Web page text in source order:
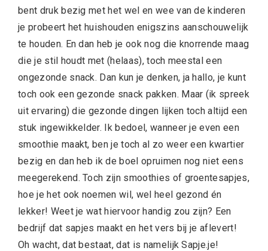
bent druk bezig met het wel en wee van de kinderen
je probeert het huishouden enigszins aanschouwelijk
te houden. En dan heb je ook nog die knorrende maag
die je stil houdt met (helaas), toch meestal een
ongezonde snack. Dan kun je denken, ja hallo, je kunt
toch ook een gezonde snack pakken. Maar (ik spreek
uit ervaring) die gezonde dingen lijken toch altijd een
stuk ingewikkelder. Ik bedoel, wanneer je even een
smoothie maakt, ben je toch al zo weer een kwartier
bezig en dan heb ik de boel opruimen nog niet eens
meegerekend. Toch zijn smoothies of groentesapjes,
hoe je het ook noemen wil, wel heel gezond én
lekker! Weet je wat hiervoor handig zou zijn? Een
bedrijf dat sapjes maakt en het vers bij je aflevert!
Oh wacht, dat bestaat, dat is namelijk Sapje.je!